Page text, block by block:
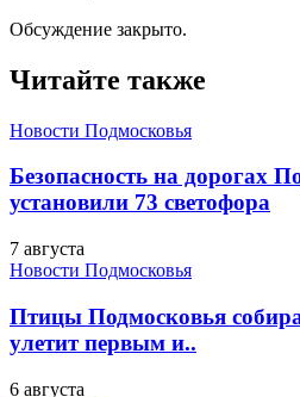
Обсуждение закрыто.
Читайте также
Новости Подмосковья
Безопасность на дорогах
установили 73 светофора
7 августа
Новости Подмосковья
Птицы Подмосковья
улетит первым и..
6 августа